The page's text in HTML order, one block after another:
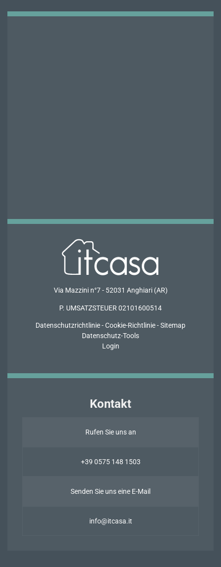
Via Mazzini n°7 - 52031 Anghiari (AR)
P. UMSATZSTEUER 02101600514
Datenschutzrichtlinie-Cookie-Richtlinie-Sitemap
Datenschutz-Tools
Login
Kontakt
Rufen Sie uns an
+39 0575 148 1503
Senden Sie uns eine E-Mail
info@itcasa.it